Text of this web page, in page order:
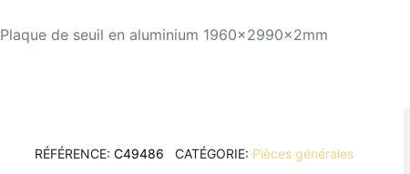
Plaque de seuil en aluminium 1960x2990x2mm
RÉFÉRENCE C49486 CATÉGORIE Pièces générales